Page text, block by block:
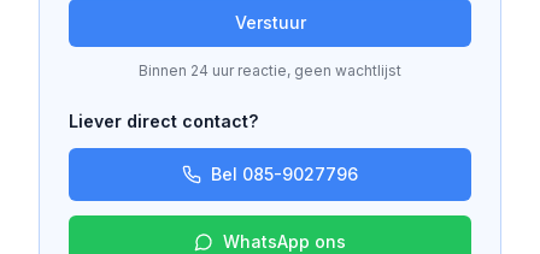
Verstuur
Binnen 24 uur reactie, geen wachtlijst
Liever direct contact?
Bel 085-9027796
WhatsApp ons